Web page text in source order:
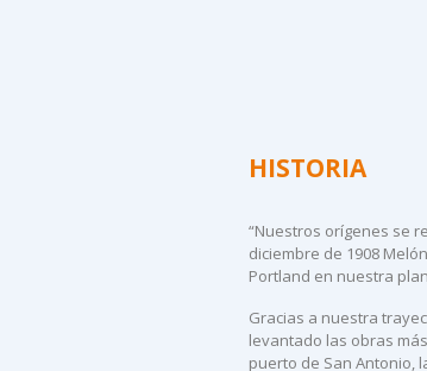
HISTORIA
“Nuestros orígenes se
diciembre de 1908
Portland en nuestra
Gracias a nuestra
levantado las obras
puerto de San Antonio,